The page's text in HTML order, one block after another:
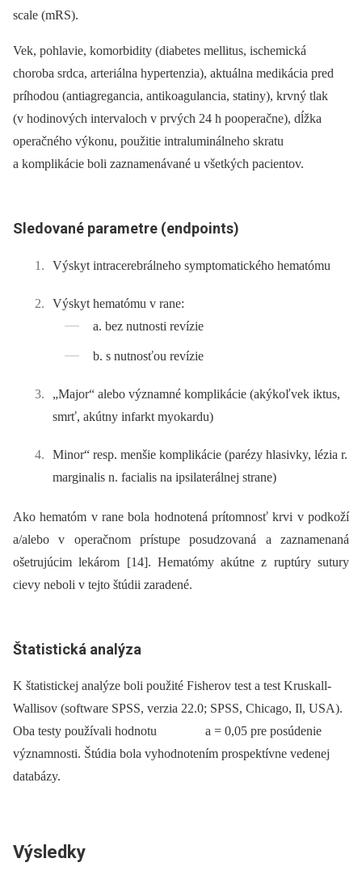
scale (mRS).
Vek, pohlavie, komorbidity (diabetes mellitus, ischemická
choroba srdca, arteriálna hypertenzia), aktuálna medikácia pred
príhodou (antiagregancia, antikoagulancia, statiny), krvný tlak
(v hodinových intervaloch v prvých 24 h pooperačne), dĺžka
operačného výkonu, použitie intraluminálneho skratu
a komplikácie boli zaznamenávané u všetkých pacientov.
Sledované parametre (endpoints)
Výskyt intracerebrálneho symptomatického hematómu
Výskyt hematómu v rane:
a. bez nutnosti revízie
b. s nutnosťou revízie
„Major“ alebo významné komplikácie (akýkoľvek iktus,
smrť, akútny infarkt myokardu)
Minor“ resp. menšie komplikácie (parézy hlasivky, lézia r.
marginalis n. facialis na ipsilaterálnej strane)
Ako hematóm v rane bola hodnotená prítomnosť krvi v podkoží
a/alebo v operačnom prístupe posudzovaná a zaznamenaná
ošetru­jú­cim lekárom [14]. Hematómy akútne z ruptúry sutury
cievy neboli v tejto štúdii zaradené.
Štatistická analýza
K štatistickej analýze boli použité Fisherov test a test Kruskall-
Wallisov (software SPSS, verzia 22.0; SPSS, Chicago, Il, USA).
Oba testy používali hodnotu a = 0,05 pre posúdenie
významnosti. Štúdia bola vyhodnotením prospektívne vedenej
databázy.
Výsledky